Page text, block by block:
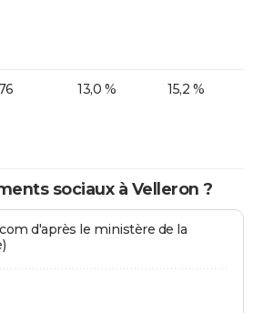
13,0 % 15,2 %
sociaux à Velleron ?
d'après le ministère de la